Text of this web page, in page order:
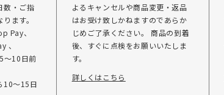
数・ご指
ます。
Pay、
、
～10日前
10～15日
よるキャンセルや商品変更・返品
はお受け致しかねますのであらか
じめご了承ください。 商品の到着
後、すぐに点検をお願いいたしま
す。
詳しくはこちら